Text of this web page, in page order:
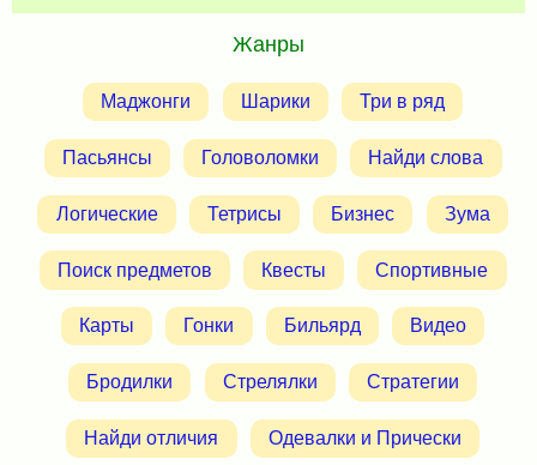
Жанры
Маджонги Шарики Три в ряд
Пасьянсы Головоломки Найди слова
Логические Тетрисы Бизнес Зума
Поиск предметов Квесты Спортивные
Карты Гонки Бильярд Видео
Бродилки Стрелялки Стратегии
Найди отличия Одевалки и Прически